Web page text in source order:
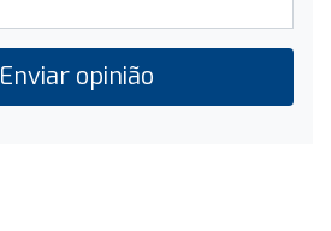
Enviar opinião